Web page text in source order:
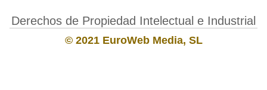
Derechos de Propiedad Intelectual e Industrial
© 2021 EuroWeb Media, SL